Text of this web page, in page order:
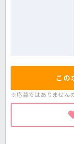
この
※応募ではありません